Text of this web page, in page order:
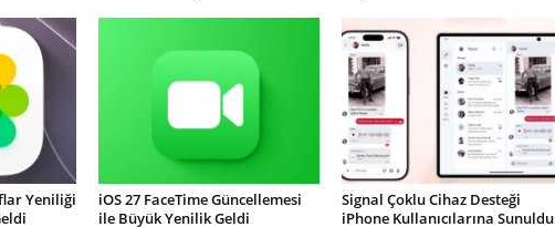
Yeniliği
iOS 27 FaceTime Güncellemesi
ile Büyük Yenilik Geldi
Signal Çoklu Cihaz Desteği
iPhone Kullanıcılarına Sunuldu